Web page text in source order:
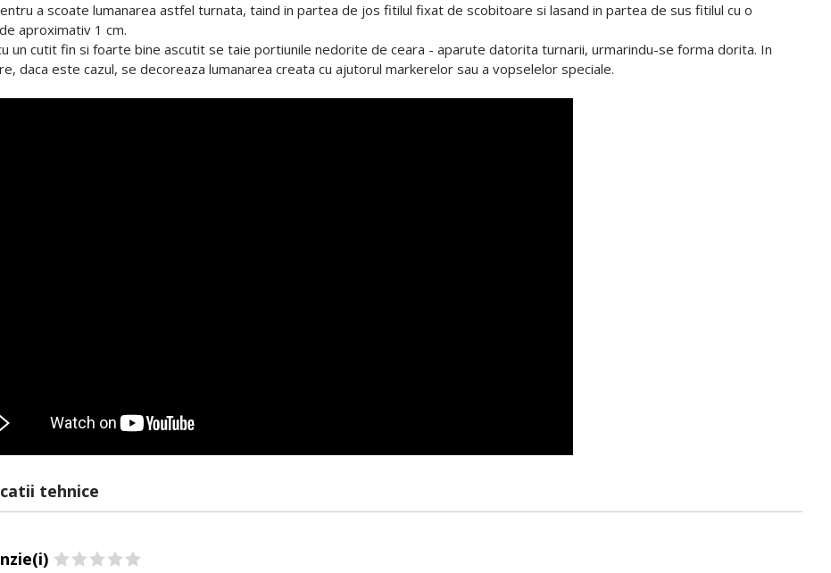
a scoate lumanarea astfel turnata, taind in partea de jos fitilul fixat de scobitoare si lasand in partea de sus fitilul cu o
aproximativ 1 cm.
un cutit fin si foarte bine ascutit se taie portiunile nedorite de ceara - aparute datorita turnarii, urmarindu-se forma dorita. In
daca este cazul, se decoreaza lumanarea creata cu ajutorul markerelor sau a vopselelor speciale.
tehnice